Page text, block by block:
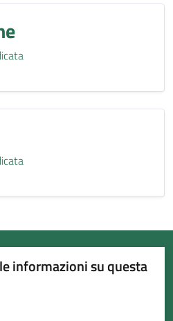
informazioni su questa